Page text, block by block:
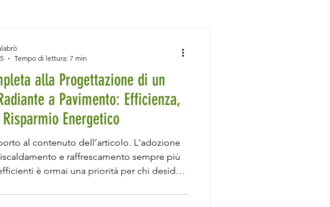
Bollette Tesla Fancoil
Casa Mia
alla Progettazione di un
a Pavimento: Efficienza,
Energetico
al contenuto dell’articolo. L'adozione
e raffrescamento sempre più
è ormai una priorità per chi desidera
Tempo di lettura: 7 min